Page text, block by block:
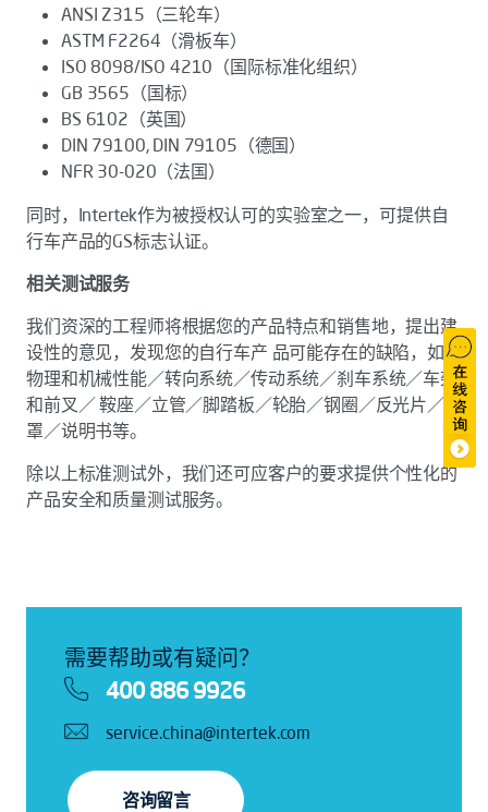
ANSI Z315（三轮车）
ASTM F2264（滑板车）
ISO 8098/ISO 4210（国际标准化组织）
GB 3565（国标）
BS 6102（英国）
DIN 79100, DIN 79105（德国）
NFR 30-020（法国）
同时，Intertek作为被授权认可的实验室之一，可提供自
行车产品的GS标志认证。
相关测试服务
我们资深的工程师将根据您的产品特点和销售地，提出建
设性的意见，发现您的自行车产 品可能存在的缺陷，如：
物理和机械性能／转向系统／传动系统／刹车系统／车架
和前叉／ 鞍座／立管／脚踏板／轮胎／钢圈／反光片／链
罩／说明书等。
除以上标准测试外，我们还可应客户的要求提供个性化的
产品安全和质量测试服务。
需要帮助或有疑问？
400 886 9926
service.china@intertek.com
咨询留言